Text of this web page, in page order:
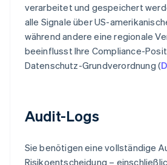
verarbeitet und gespeichert
alle Signale über US-
während andere eine regionale
beeinflusst Ihre Compliance-
Datenschutz-Grundverordnung (
Audit-Logs
Sie benötigen eine vollständige
Risikoentscheidung –